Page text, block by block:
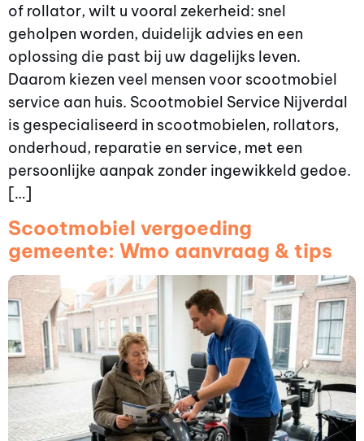
of rollator, wilt u vooral zekerheid: snel
geholpen worden, duidelijk advies en een
oplossing die past bij uw dagelijks leven.
Daarom kiezen veel mensen voor scootmobiel
service aan huis. Scootmobiel Service Nijverdal
is gespecialiseerd in scootmobielen, rollators,
onderhoud, reparatie en service, met een
persoonlijke aanpak zonder ingewikkeld gedoe.
[…]
Scootmobiel vergoeding
gemeente: Wmo aanvraag & tips